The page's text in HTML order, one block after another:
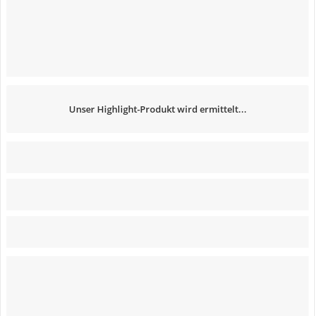
Unser Highlight-Produkt wird ermittelt...